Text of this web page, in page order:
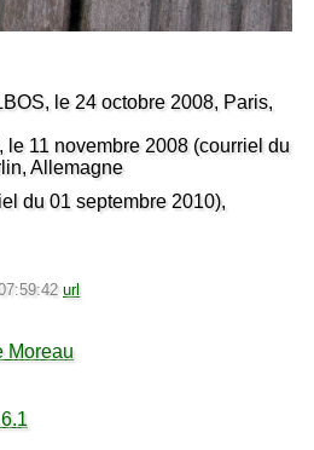
le 24 octobre 2008, Paris,
11 novembre 2008 (courriel du
Allemagne
du 01 septembre 2010),
url
Moreau